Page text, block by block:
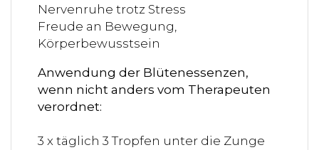
Nervenruhe trotz Stress
Freude an Bewegung,
Körperbewusstsein
Anwendung der Blütenessenzen,
wenn nicht anders vom Therapeuten
verordnet:
3 x täglich 3 Tropfen unter die Zunge